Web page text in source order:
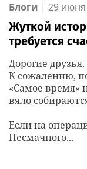
Блоги | 29 июня
Жуткой
требуется
Дорогие друзья.
К сожалению,
«Самое время»
вяло
Если на
Несмачного...